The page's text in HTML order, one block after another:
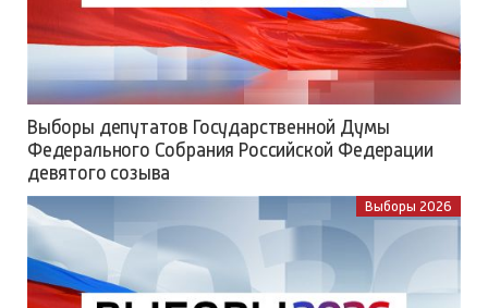
Выборы депутатов Государственной Думы
Федерального Собрания Российской Федерации
девятого созыва
Выборы 2026